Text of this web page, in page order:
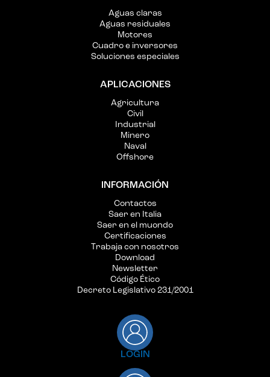
Aguas claras
Aguas residuales
Motores
Cuadro e inversores
Soluciones especiales
APLICACIONES
Agricultura
Civil
Industrial
Minero
Naval
Offshore
INFORMACIÓN
Contactos
Saer en Italia
Saer en el muondo
Certificaciones
Trabaja con nosotros
Download
Newsletter
Código Ético
Decreto Legislativo 231/2001
LOGIN